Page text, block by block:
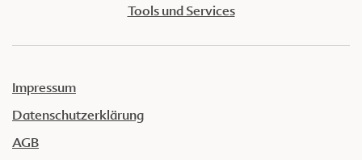
Tools und Services
Impressum
Datenschutzerklärung
AGB